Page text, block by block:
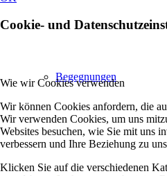
Begegnungen
Cookie- und
Wie wir Cookies verwenden
Wir können Cookies anfordern, die
Wir verwenden Cookies, um uns
Websites besuchen, wie Sie mit uns
verbessern und Ihre Beziehung zu
Klicken Sie auf die verschiedenen